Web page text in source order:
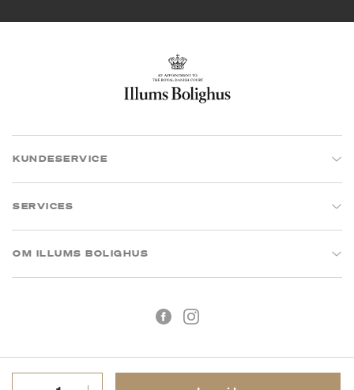
KUNDESERVICE
SERVICES
OM ILLUMS BOLIGHUS